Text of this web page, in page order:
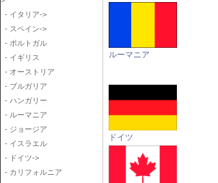
- イタリア->
- スペイン->
- ポルトガル
- イギリス
- オーストリア
- ブルガリア
- ハンガリー
- ルーマニア
- ジョージア
- イスラエル
- ドイツ->
- カリフォルニア
ルーマニア
ドイツ